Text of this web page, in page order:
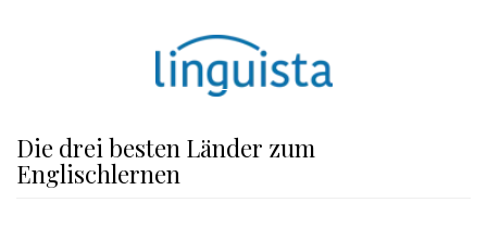
Die drei besten Länder zum
Englischlernen